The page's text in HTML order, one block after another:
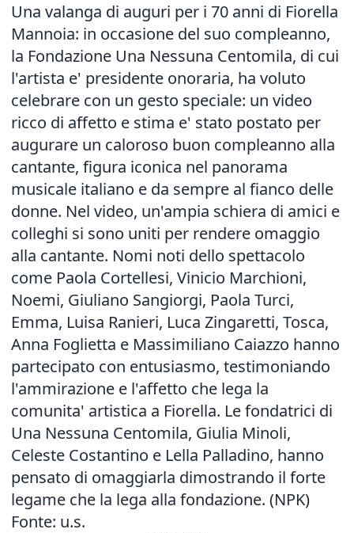
Una valanga di auguri per i 70 anni di Fiorella
Mannoia: in occasione del suo compleanno,
la Fondazione Una Nessuna Centomila, di cui
l'artista e' presidente onoraria, ha voluto
celebrare con un gesto speciale: un video
ricco di affetto e stima e' stato postato per
augurare un caloroso buon compleanno alla
cantante, figura iconica nel panorama
musicale italiano e da sempre al fianco delle
donne. Nel video, un'ampia schiera di amici e
colleghi si sono uniti per rendere omaggio
alla cantante. Nomi noti dello spettacolo
come Paola Cortellesi, Vinicio Marchioni,
Noemi, Giuliano Sangiorgi, Paola Turci,
Emma, Luisa Ranieri, Luca Zingaretti, Tosca,
Anna Foglietta e Massimiliano Caiazzo hanno
partecipato con entusiasmo, testimoniando
l'ammirazione e l'affetto che lega la
comunita' artistica a Fiorella. Le fondatrici di
Una Nessuna Centomila, Giulia Minoli,
Celeste Costantino e Lella Palladino, hanno
pensato di omaggiarla dimostrando il forte
legame che la lega alla fondazione. (NPK)
Fonte: u.s.